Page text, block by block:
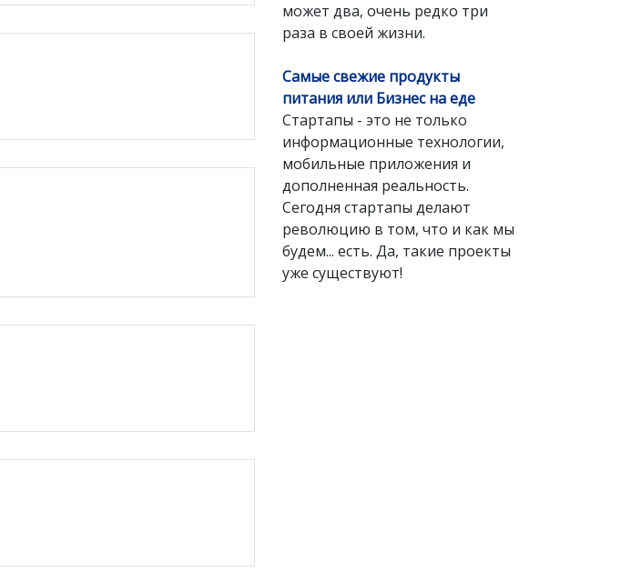
может два, очень редко три
раза в своей жизни.
Самые свежие продукты
питания или Бизнес на еде
Стартапы - это не только
информационные технологии,
мобильные приложения и
дополненная реальность.
Сегодня стартапы делают
революцию в том, что и как мы
будем... есть. Да, такие проекты
уже существуют!